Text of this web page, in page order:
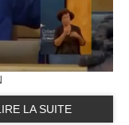
LA SUITE